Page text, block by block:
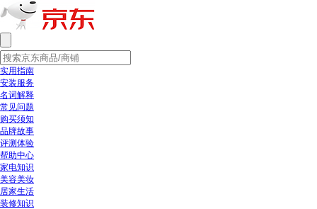
实用指南
安装服务
名词解释
常见问题
购买须知
品牌故事
评测体验
帮助中心
家电知识
美容美妆
居家生活
装修知识